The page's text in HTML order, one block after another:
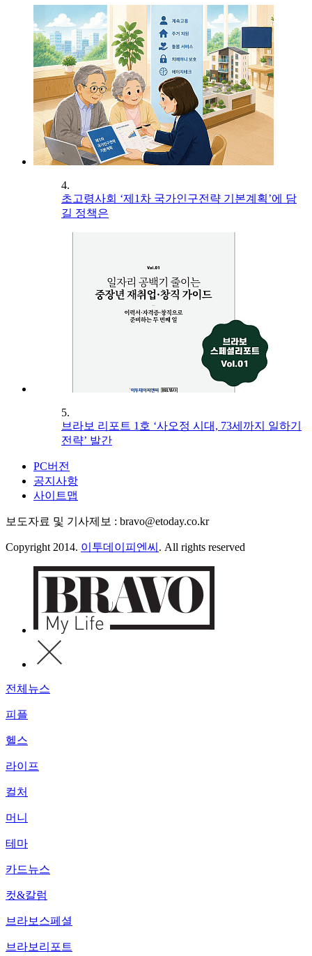
4.
초고령사회 ‘제1차 국가인구전략 기본계획’에 담
길 정책은
5.
브라보 리포트 1호 ‘사오정 시대, 73세까지 일하기
전략’ 발간
PC버전
공지사항
사이트맵
보도자료 및 기사제보 : bravo@etoday.co.kr
Copyright 2014. 이투데이피엔씨 . All rights reserved
전체뉴스
피플
헬스
라이프
컬처
머니
테마
카드뉴스
컷&칼럼
브라보스페셜
브라보리포트